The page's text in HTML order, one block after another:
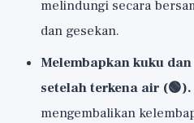
melindungi secara
dan gesekan.
Melembapkan kuku
setelah terkena air (🟢).
mengembalikan